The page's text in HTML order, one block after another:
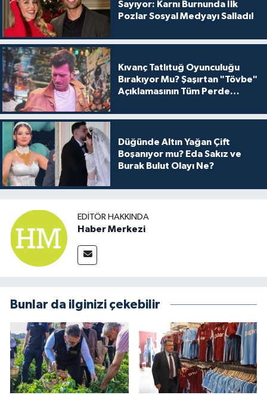
Sayıyor: Karnı Burnunda İlk
Pozlar Sosyal Medyayı Salladı!
Kıvanç Tatlıtuğ Oyunculuğu
Bırakıyor Mu? Şaşırtan "Tövbe"
Açıklamasının Tüm Perde
Düğünde Altın Yağan Çift
Boşanıyor mu? Eda Sakız ve
Burak Bulut Olayı Ne?
EDITÖR HAKKINDA
Haber Merkezi
Bunlar da ilginizi çekebilir